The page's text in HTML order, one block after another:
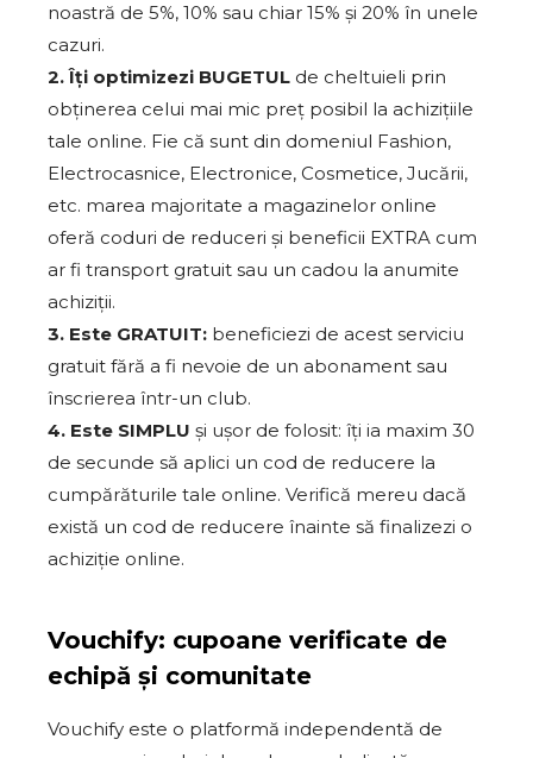
noastră de 5%, 10% sau chiar 15% și 20% în unele
cazuri.
2. Îți optimizezi BUGETUL de cheltuieli prin
obținerea celui mai mic preț posibil la achizițiile
tale online. Fie că sunt din domeniul Fashion,
Electrocasnice, Electronice, Cosmetice, Jucării,
etc. marea majoritate a magazinelor online
oferă coduri de reduceri și beneficii EXTRA cum
ar fi transport gratuit sau un cadou la anumite
achiziții.
3. Este GRATUIT: beneficiezi de acest serviciu
gratuit fără a fi nevoie de un abonament sau
înscrierea într-un club.
4. Este SIMPLU și ușor de folosit: îți ia maxim 30
de secunde să aplici un cod de reducere la
cumpărăturile tale online. Verifică mereu dacă
există un cod de reducere înainte să finalizezi o
achiziție online.
Vouchify: cupoane verificate de
echipă și comunitate
Vouchify este o platformă independentă de